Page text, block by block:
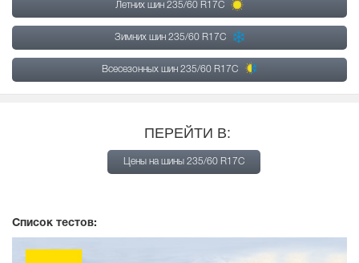
Летних шин 235/60 R17C
Зимних шин 235/60 R17C
Всесезонных шин 235/60 R17C
ПЕРЕЙТИ В:
Цены на шины 235/60 R17C
Список тестов: